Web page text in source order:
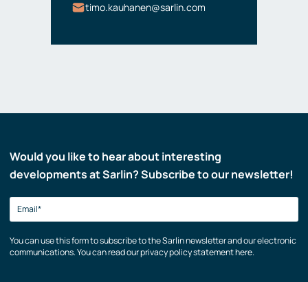
timo.kauhanen@sarlin.com
Would you like to hear about interesting
developments at Sarlin? Subscribe to our newsletter!
You can use this form to subscribe to the Sarlin newsletter and our electronic
communications. You can read our privacy policy statement here.